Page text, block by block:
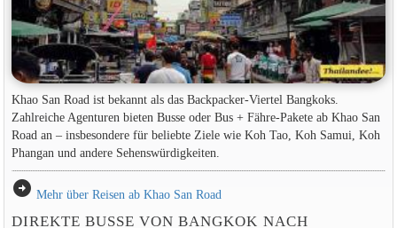
Khao San Road ist bekannt als das Backpacker-Viertel Bangkoks.
Zahlreiche Agenturen bieten Busse oder Bus + Fähre-Pakete ab Khao San
Road an – insbesondere für beliebte Ziele wie Koh Tao, Koh Samui, Koh
Phangan und andere Sehenswürdigkeiten.
arrow_circle_right Mehr über Reisen ab Khao San Road
DIREKTE BUSSE VON BANGKOK NACH